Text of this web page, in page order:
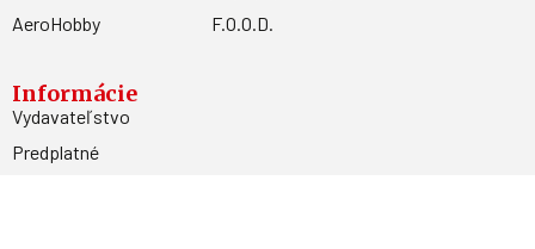
AeroHobby
F.O.O.D.
Informácie
Vydavateľstvo
Predplatné